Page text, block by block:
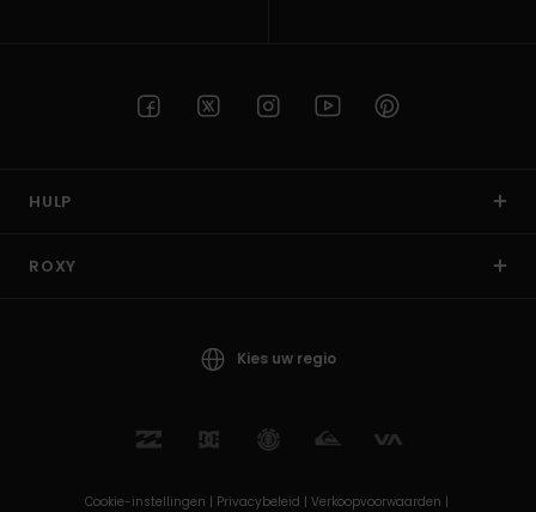
HULP
ROXY
Kies uw regio
Cookie-instellingen | Privacybeleid | Verkoopvoorwaarden |